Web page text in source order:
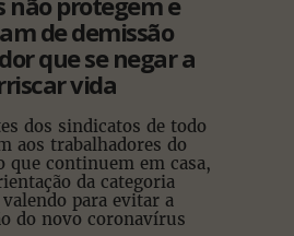
de demissão
que se negar a
vida
dos sindicatos de todo
aos trabalhadores do
que continuem em casa,
da categoria
para evitar a
do novo coronavírus